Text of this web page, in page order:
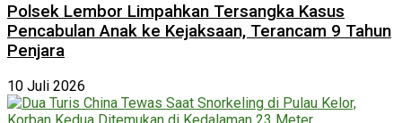
Polsek Lembor Limpahkan Tersangka Kasus
Pencabulan Anak ke Kejaksaan, Terancam 9 Tahun
Penjara
10 Juli 2026